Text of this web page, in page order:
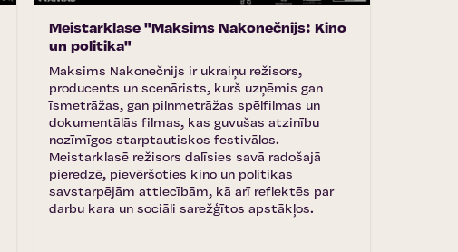
Meistarklase "Maksims Nakonečnijs: Kino
un politika"
Maksims Nakonečnijs ir ukraiņu režisors,
producents un scenārists, kurš uzņēmis gan
īsmetrāžas, gan pilnmetrāžas spēlfilmas un
dokumentālās filmas, kas guvušas atzinību
nozīmīgos starptautiskos festivālos.
Meistarklasē režisors dalīsies savā radošajā
pieredzē, pievēršoties kino un politikas
savstarpējām attiecībām, kā arī reflektēs par
darbu kara un sociāli sarežģītos apstākļos.